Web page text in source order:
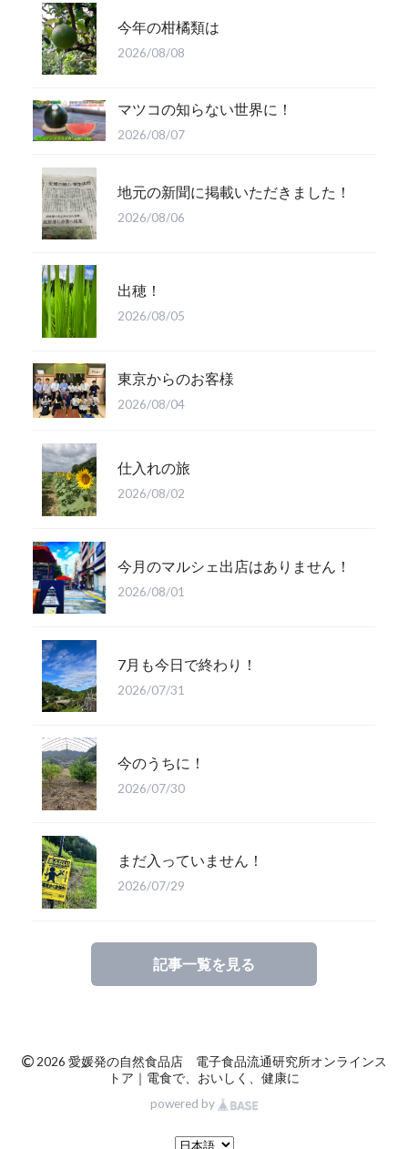
今年の柑橘類は
2026/08/08
マツコの知らない世界に！
2026/08/07
地元の新聞に掲載いただきました！
2026/08/06
出穂！
2026/08/05
東京からのお客様
2026/08/04
仕入れの旅
2026/08/02
今月のマルシェ出店はありません！
2026/08/01
7月も今日で終わり！
2026/07/31
今のうちに！
2026/07/30
まだ入っていません！
2026/07/29
記事一覧を見る
© 2026 愛媛発の自然食品店 電子食品流通研究所オンラインス
トア｜電食で、おいしく、健康に
powered by